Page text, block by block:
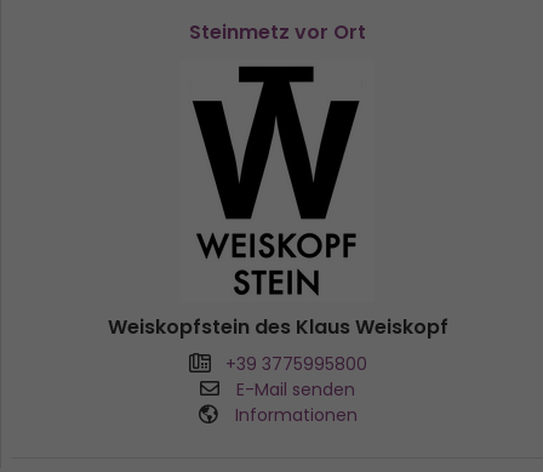
Steinmetz vor Ort
Weiskopfstein des Klaus Weiskopf
+39 3775995800
E-Mail senden
Informationen